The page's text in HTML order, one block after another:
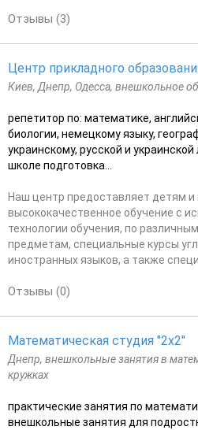
Отзывы (3)
Центр прикладного
Киев, Днепр, Одесса, внешкольное
репетитор по: математике,
биологии, немецкому языку,
украинскому, русской и
школе подготовка...
Наш центр предоставляет детям
высококачественное обучение с
технологии обучения, по
предметам, специальные курсы
иностранных языков, а также
Отзывы (0)
Математическая студия "2x2"
Днепр, внешкольные занятия в
кружках
практические занятия по
внешкольные занятия для